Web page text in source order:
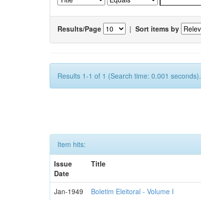
Results/Page | Sort items by
Results 1-1 of 1 (Search time: 0.001 seconds).
Item hits:
Issue
Date
Title
Jan-1949 Boletim Eleitoral - Volume I